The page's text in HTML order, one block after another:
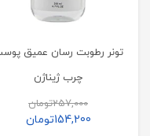
تونر رطوبت رسان عمیق
چرب ژیناژن
257,000تومان
154,200تومان